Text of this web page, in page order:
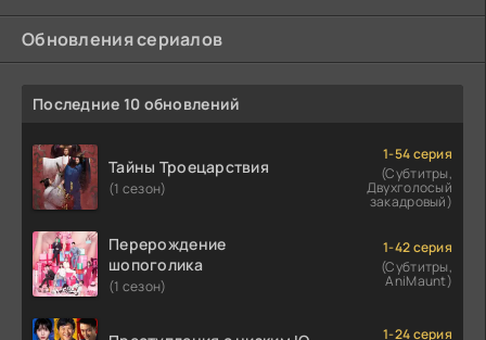
Обновления сериалов
Последние 10 обновлений
Тайны Троецарствия
(1 сезон)
1-54 серия
(Субтитры,
Двухголосый
закадровый)
Перерождение
шопоголика
(1 сезон)
1-42 серия
(Субтитры,
AniMaunt)
1-24 серия